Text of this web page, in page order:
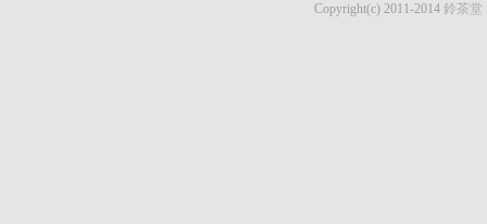
Copyright(c) 2011-2014 鈴茶堂